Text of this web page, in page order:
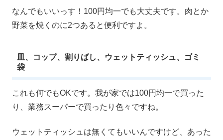
なんでもいいっす！100円均一でも大丈夫です。肉とか
野菜を焼くのに2つあると便利ですよ。
皿、コップ、割りばし、ウェットティッシュ、ゴミ
袋
これも何でもOKです。我が家では100円均一で買った
り、業務スーパーで買ったり色々ですね。
ウェットティッシュは無くてもいいんですけど、あった